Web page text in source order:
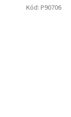
Kód: P90706